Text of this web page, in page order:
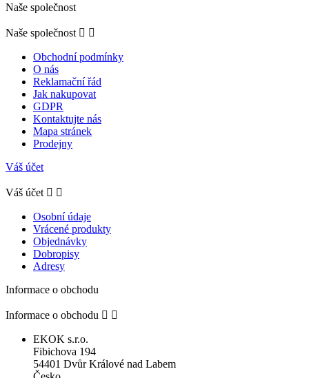
Naše společnost
Naše společnost  
Obchodní podmínky
O nás
Reklamační řád
Jak nakupovat
GDPR
Kontaktujte nás
Mapa stránek
Prodejny
Váš účet
Váš účet  
Osobní údaje
Vrácené produkty
Objednávky
Dobropisy
Adresy
Informace o obchodu
Informace o obchodu  
EKOK s.r.o.
Fibichova 194
54401 Dvůr Králové nad Labem